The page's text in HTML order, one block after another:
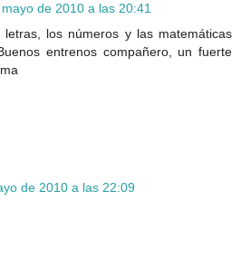
de 2010 a las 20:41
los números y las matemáticas
entrenos compañero, un fuerte
de 2010 a las 22:09